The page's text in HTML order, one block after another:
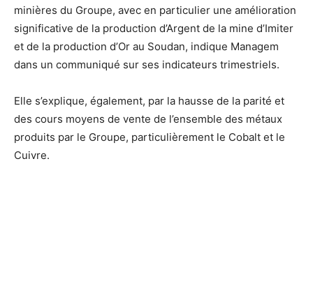
minières du Groupe, avec en particulier une amélioration
significative de la production d’Argent de la mine d’Imiter
et de la production d’Or au Soudan, indique Managem
dans un communiqué sur ses indicateurs trimestriels.
Elle s’explique, également, par la hausse de la parité et
des cours moyens de vente de l’ensemble des métaux
produits par le Groupe, particulièrement le Cobalt et le
Cuivre.